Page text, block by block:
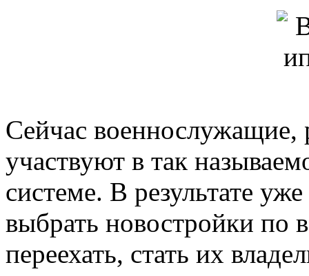
Сейчас военнослужащие,
участвуют в так
системе. В результате
выбрать новостройки по
переехать, стать их